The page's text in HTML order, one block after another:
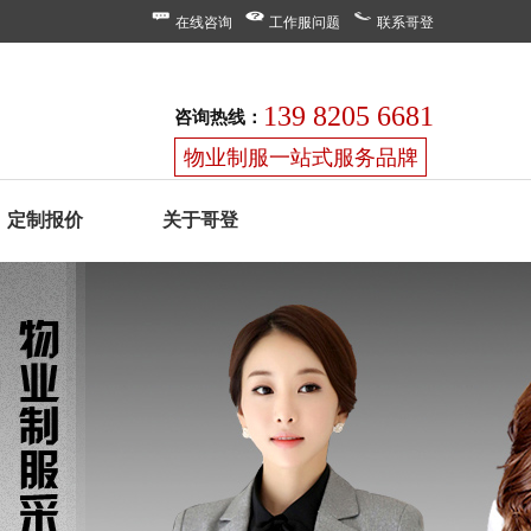
在线咨询 工作服问题 联系哥登
咨询热线： 139 8205 6681
物业制服一站式服务品牌
定制报价 关于哥登